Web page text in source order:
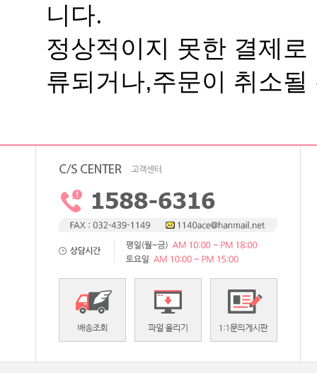
니다.
류되거나,주문이 취소될